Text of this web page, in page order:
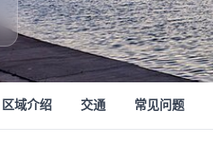
区域介绍 交通 常见问题